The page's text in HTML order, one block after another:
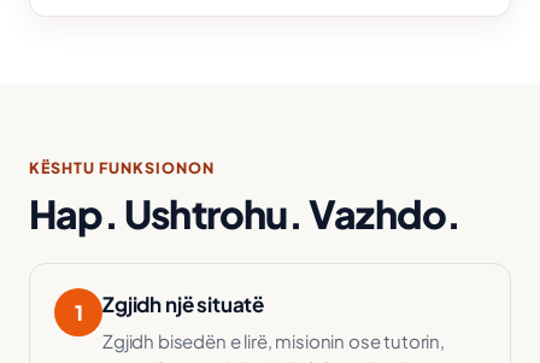
KËSHTU FUNKSIONON
Hap. Ushtrohu. Vazhdo.
1 Zgjidh një situatë
Zgjidh bisedën e lirë, misionin ose tutorin,